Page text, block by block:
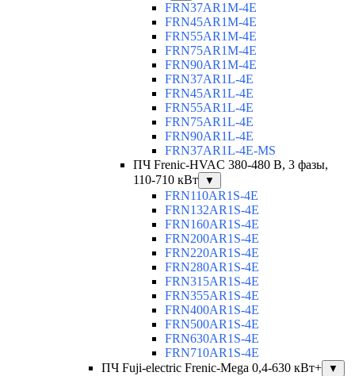
FRN37AR1M-4E
FRN45AR1M-4E
FRN55AR1M-4E
FRN75AR1M-4E
FRN90AR1M-4E
FRN37AR1L-4E
FRN45AR1L-4E
FRN55AR1L-4E
FRN75AR1L-4E
FRN90AR1L-4E
FRN37AR1L-4E-MS
ПЧ Frenic-HVAC 380-480 В, 3 фазы,
110-710 кВт
▼
FRN110AR1S-4E
FRN132AR1S-4E
FRN160AR1S-4E
FRN200AR1S-4E
FRN220AR1S-4E
FRN280AR1S-4E
FRN315AR1S-4E
FRN355AR1S-4E
FRN400AR1S-4E
FRN500AR1S-4E
FRN630AR1S-4E
FRN710AR1S-4E
ПЧ Fuji-electric Frenic-Mega 0,4-630 кВт+
▼